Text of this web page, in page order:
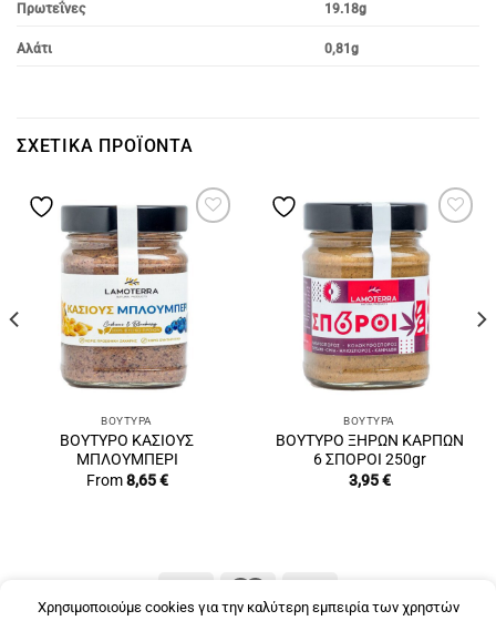
Πρωτεΐνες 19.18g
Αλάτι 0,81g
ΣΧΕΤΙΚΆ ΠΡΟΪΌΝΤΑ
ΒΟΎΤΥΡΑ
ΒΟΥΤΥΡΟ ΚΑΣΙΟΥΣ
ΜΠΛΟΥΜΠΕΡΙ
From8,65€
ΒΟΎΤΥΡΑ
ΒΟΥΤΥΡΟ ΞΗΡΩΝ ΚΑΡΠΩΝ
6 ΣΠΟΡΟΙ 250gr
3,95€
Χρησιμοποιούμε cookies για την καλύτερη εμπειρία των χρηστών